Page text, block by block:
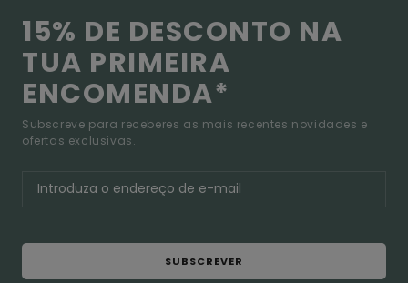
15% DE DESCONTO NA
TUA PRIMEIRA
ENCOMENDA*
Subscreve para receberes as mais recentes novidades e
ofertas exclusivas.
SUBSCREVER